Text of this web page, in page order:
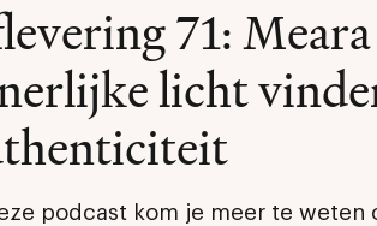
71:
licht
podcast kom je meer te weten